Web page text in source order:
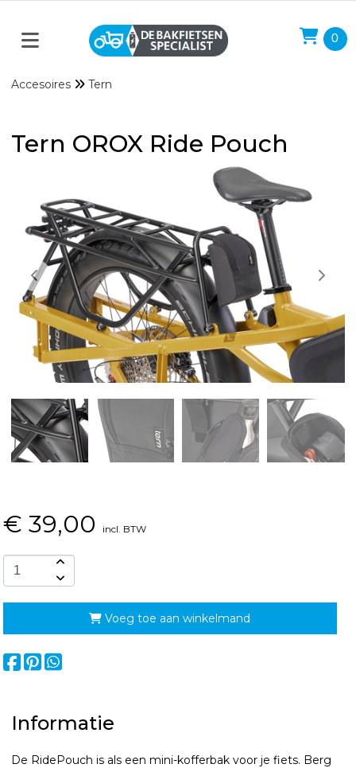
0
Accesoires Tern
Tern OROX Ride Pouch
€ 39,00 incl. BTW
Voeg toe aan winkelmand
Informatie
De RidePouch is als een mini-kofferbak voor je fiets. Berg